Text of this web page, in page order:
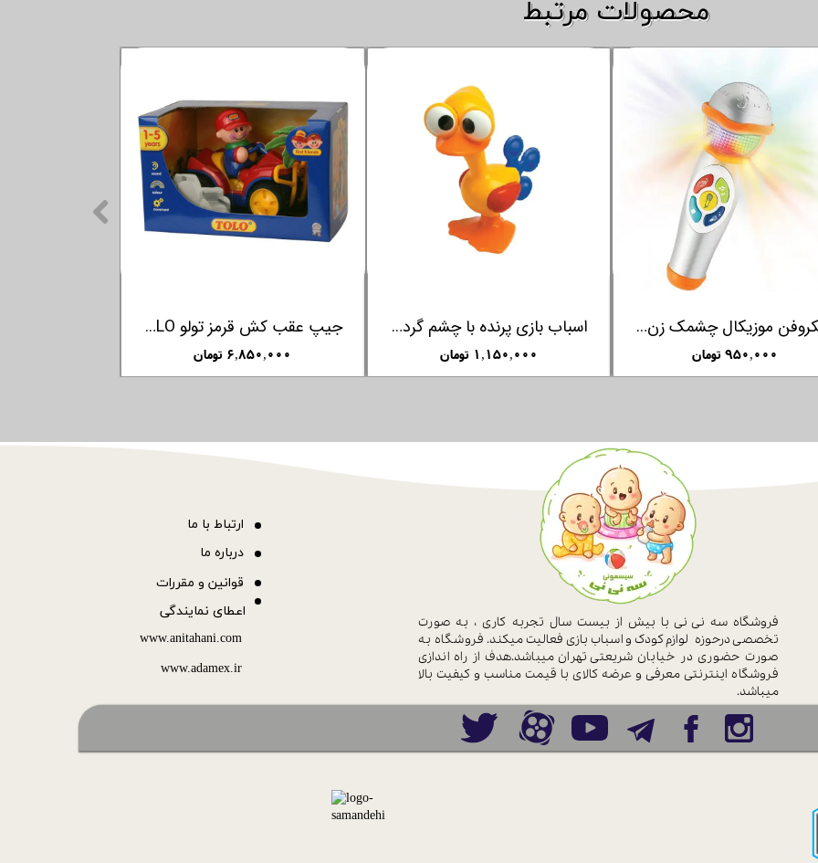
اسباب بازی ماشین کنترلی مسابقه ای کلمنتونی Clementoni
۳,۶۵۰,۰۰۰ تومان
اسباب بازی سگ چرخدار کلمنتونی Clementoni
۳,۸۵۰,۰۰۰ تومان
اسباب بازی پونی چرخدار کلمنتونی Clementoni
۳,۸۵۰,۰۰۰ تومان
​​محصولات مرتبط
قوانین و مقررات
ارتباط با ما
درباره ما
اعطای نمایندگی
www.anitahani.com
www.ada​​​​​​​mex.ir
فروشگاه سه نی نی با بیش از بیست سال تجربه کاری ، به صورت
تخصصی درحوزه لوازم کودک و اسباب بازی فعالیت میکند. فروشگاه به
صورت حضوری در خیابان شریعتی تهران میباشد.هدف از راه اندازی
فروشگاه اینترنتی معرفی و عرضه کالای با قیمت مناسب و کیفیت بالا
میباشد.